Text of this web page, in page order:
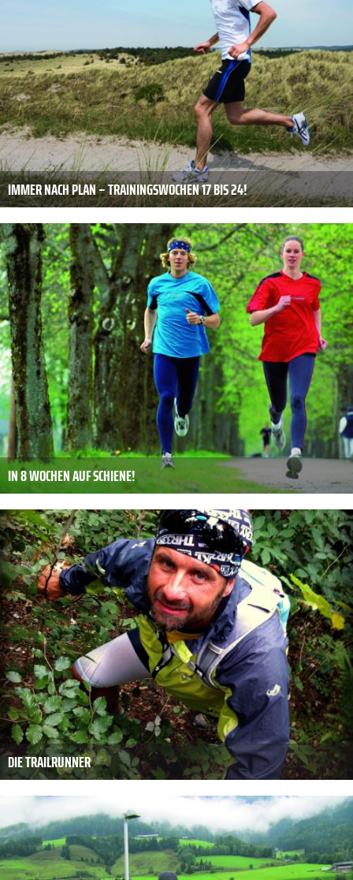
IMMER NACH PLAN – TRAININGSWOCHEN 17 BIS 24!
IN 8 WOCHEN AUF SCHIENE!
DIE TRAILRUNNER